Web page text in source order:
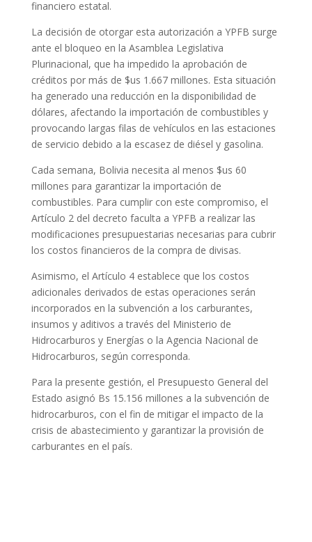
financiero estatal.
La decisión de otorgar esta autorización a YPFB surge
ante el bloqueo en la Asamblea Legislativa
Plurinacional, que ha impedido la aprobación de
créditos por más de $us 1.667 millones. Esta situación
ha generado una reducción en la disponibilidad de
dólares, afectando la importación de combustibles y
provocando largas filas de vehículos en las estaciones
de servicio debido a la escasez de diésel y gasolina.
Cada semana, Bolivia necesita al menos $us 60
millones para garantizar la importación de
combustibles. Para cumplir con este compromiso, el
Artículo 2 del decreto faculta a YPFB a realizar las
modificaciones presupuestarias necesarias para cubrir
los costos financieros de la compra de divisas.
Asimismo, el Artículo 4 establece que los costos
adicionales derivados de estas operaciones serán
incorporados en la subvención a los carburantes,
insumos y aditivos a través del Ministerio de
Hidrocarburos y Energías o la Agencia Nacional de
Hidrocarburos, según corresponda.
Para la presente gestión, el Presupuesto General del
Estado asignó Bs 15.156 millones a la subvención de
hidrocarburos, con el fin de mitigar el impacto de la
crisis de abastecimiento y garantizar la provisión de
carburantes en el país.